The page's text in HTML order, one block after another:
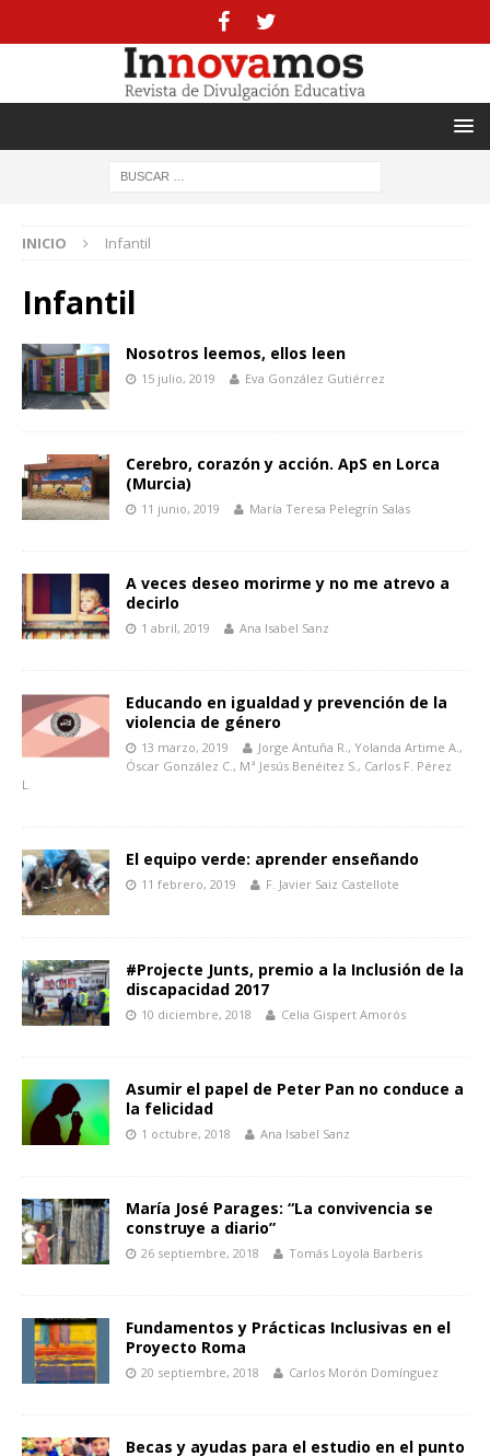
INICIO Infantil
Infantil
Nosotros leemos, ellos leen
15 julio, 2019 Eva González Gutiérrez
Cerebro, corazón y acción. ApS en Lorca
(Murcia)
11 junio, 2019 María Teresa Pelegrín Salas
A veces deseo morirme y no me atrevo a
decirlo
1 abril, 2019 Ana Isabel Sanz
Educando en igualdad y prevención de la
violencia de género
13 marzo, 2019
Jorge Antuña R., Yolanda Artime A.,
Óscar González C., Mª Jesús Benéitez S., Carlos F. Pérez
L.
El equipo verde: aprender enseñando
11 febrero, 2019 F. Javier Saiz Castellote
#Projecte Junts, premio a la Inclusión de la
discapacidad 2017
10 diciembre, 2018 Celia Gispert Amorós
Asumir el papel de Peter Pan no conduce a
la felicidad
1 octubre, 2018 Ana Isabel Sanz
María José Parages: “La convivencia se
construye a diario”
26 septiembre, 2018 Tomás Loyola Barberis
Fundamentos y Prácticas Inclusivas en el
Proyecto Roma
20 septiembre, 2018 Carlos Morón Domínguez
Becas y ayudas para el estudio en el punto